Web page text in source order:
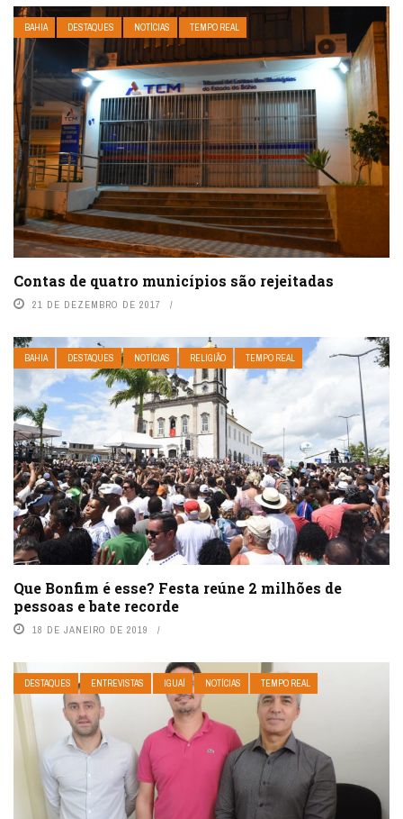
BAHIA DESTAQUES NOTÍCIAS TEMPO REAL
Contas de quatro municípios são rejeitadas
21 DE DEZEMBRO DE 2017
BAHIA DESTAQUES NOTÍCIAS RELIGIÃO TEMPO REAL
Que Bonfim é esse? Festa reúne 2 milhões de
pessoas e bate recorde
18 DE JANEIRO DE 2019
DESTAQUES ENTREVISTAS IGUAÍ NOTÍCIAS TEMPO REAL